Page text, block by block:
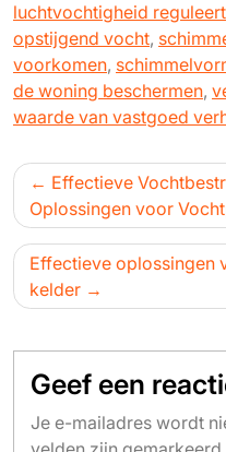
luchtvochtigheid reguleert
opstijgend vocht,
voorkomen,
de woning beschermen,
waarde van vastgoed
Bericht
navigatie
Effectieve
Oplossingen voor
Effectieve oplossingen
kelder
Geef een
Je e-mailadres wordt